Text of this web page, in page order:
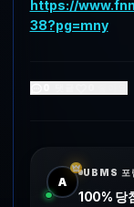
https://
38?pg=mny
A
UBMS 포
100% 당